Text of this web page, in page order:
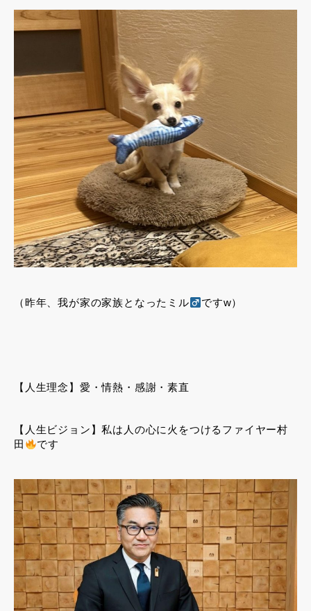
（昨年、我が家の家族となったミル ですw）
【人生理念】愛・情熱・感謝・素直
【人生ビジョン】私は人の心に火をつけるファイヤー村
田
です